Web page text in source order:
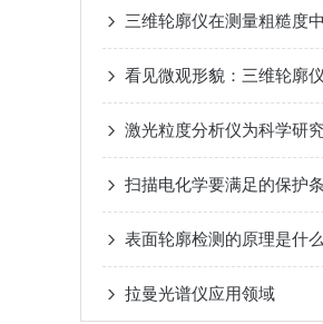
拉曼光谱仪应用领域